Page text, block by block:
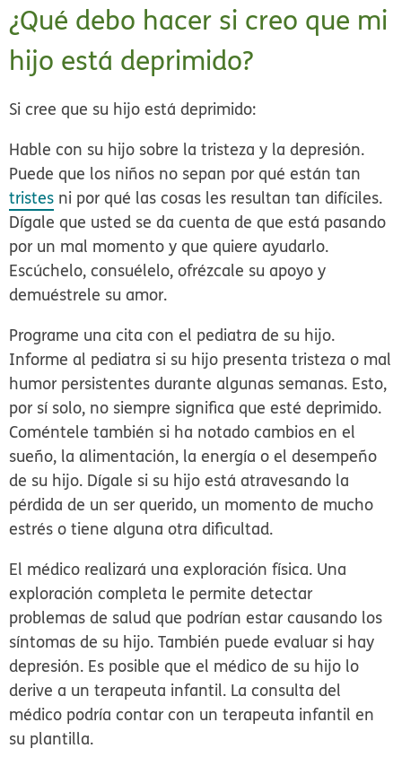
¿Qué debo hacer si creo que mi
hijo está deprimido?
Si cree que su hijo está deprimido:
Hable con su hijo sobre la tristeza y la depresión.
Puede que los niños no sepan por qué están tan
tristes ni por qué las cosas les resultan tan difíciles.
Dígale que usted se da cuenta de que está pasando
por un mal momento y que quiere ayudarlo.
Escúchelo, consuélelo, ofrézcale su apoyo y
demuéstrele su amor.
Programe una cita con el pediatra de su hijo.
Informe al pediatra si su hijo presenta tristeza o mal
humor persistentes durante algunas semanas. Esto,
por sí solo, no siempre significa que esté deprimido.
Coméntele también si ha notado cambios en el
sueño, la alimentación, la energía o el desempeño
de su hijo. Dígale si su hijo está atravesando la
pérdida de un ser querido, un momento de mucho
estrés o tiene alguna otra dificultad.
El médico realizará una exploración física. Una
exploración completa le permite detectar
problemas de salud que podrían estar causando los
síntomas de su hijo. También puede evaluar si hay
depresión. Es posible que el médico de su hijo lo
derive a un terapeuta infantil. La consulta del
médico podría contar con un terapeuta infantil en
su plantilla.